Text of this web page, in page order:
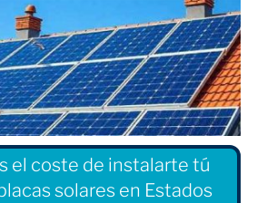
el coste de instalarte tú
solares en Estados